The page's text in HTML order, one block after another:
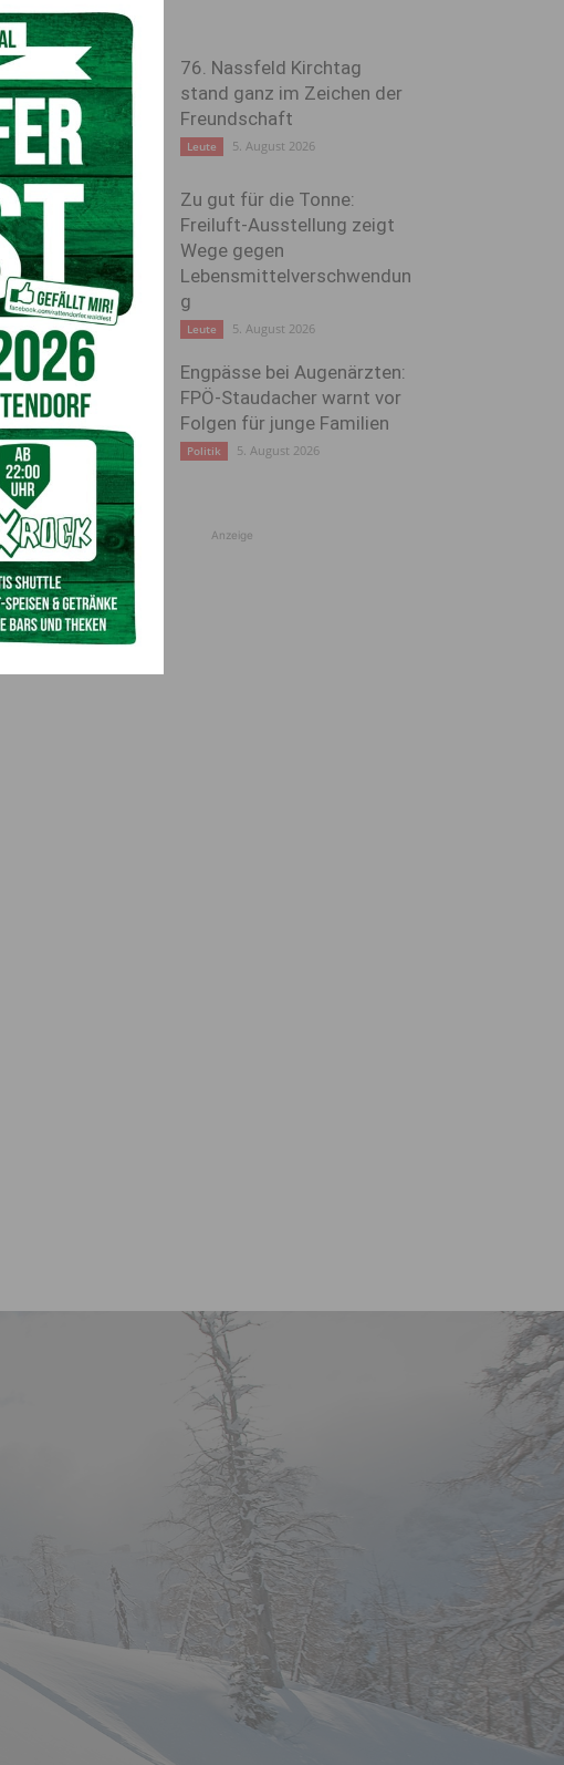
76. Nassfeld Kirchtag
stand ganz im Zeichen der
Freundschaft
Leute 5. August 2026
Zu gut für die Tonne:
Freiluft-Ausstellung zeigt
Wege gegen
Lebensmittelverschwendun
g
Leute 5. August 2026
Engpässe bei Augenärzten:
FPÖ-Staudacher warnt vor
Folgen für junge Familien
Politik 5. August 2026
Anzeige